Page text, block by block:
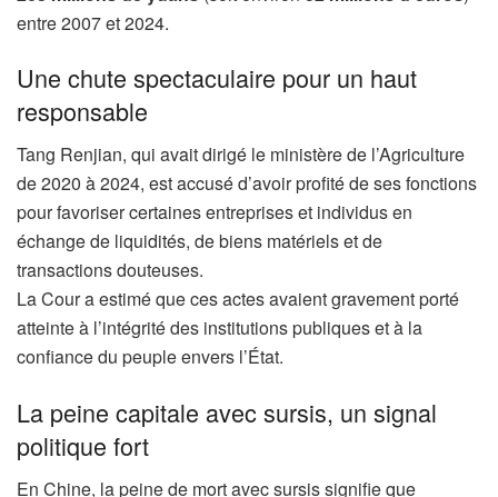
entre 2007 et 2024.
Une chute spectaculaire pour un haut
responsable
Tang Renjian, qui avait dirigé le ministère de l’Agriculture
de 2020 à 2024, est accusé d’avoir profité de ses fonctions
pour favoriser certaines entreprises et individus en
échange de liquidités, de biens matériels et de
transactions douteuses.
La Cour a estimé que ces actes avaient gravement porté
atteinte à l’intégrité des institutions publiques et à la
confiance du peuple envers l’État.
La peine capitale avec sursis, un signal
politique fort
En Chine, la peine de mort avec sursis signifie que